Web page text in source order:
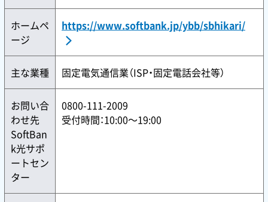
ホームペ
ージ
https://www.softbank.jp/ybb/sbhikari/
主な業種 固定電気通信業（ISP・固定電話会社等）
お問い合
わせ先
SoftBan
k光サポ
ートセン
ター
0800-111-2009
受付時間：10:00〜19:00